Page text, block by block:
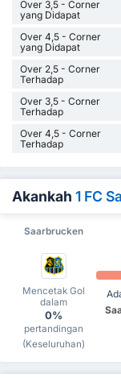
Over 3,5 - Corner
yang Didapat
Over 4,5 - Corner
yang Didapat
Over 2,5 - Corner
Terhadap
Over 3,5 - Corner
Terhadap
Over 4,5 - Corner
Terhadap
Akankah 1 FC
Saarbrucken
Mencetak Gol
dalam
0%
pertandingan
(Keseluruhan)